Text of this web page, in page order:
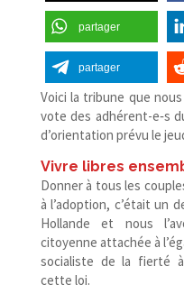
partager
partager
Voici la tribune que
vote des adhérent-​e‑s
d’orientation prévu le
Vivre libres
Donner à tous les
à l’adoption, c’était un
Hollande et nous
citoyenne attachée à
socialiste de la fierté
cette loi.